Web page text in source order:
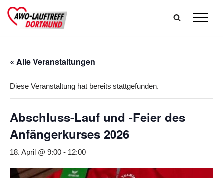
Zum
« Alle Veranstaltungen
Diese Veranstaltung hat bereits stattgefunden.
Abschluss-Lauf und -Feier des
Anfängerkurses 2026
18. April @ 9:00 - 12:00